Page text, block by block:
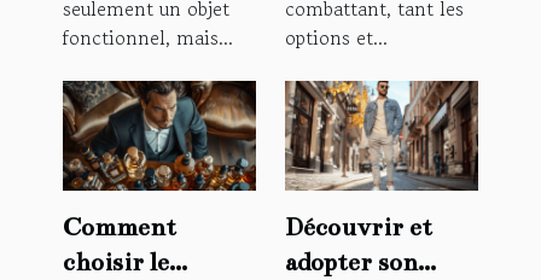
seulement un objet
fonctionnel, mais...
combattant, tant les
options et...
Comment
choisir le
Découvrir et
adopter son